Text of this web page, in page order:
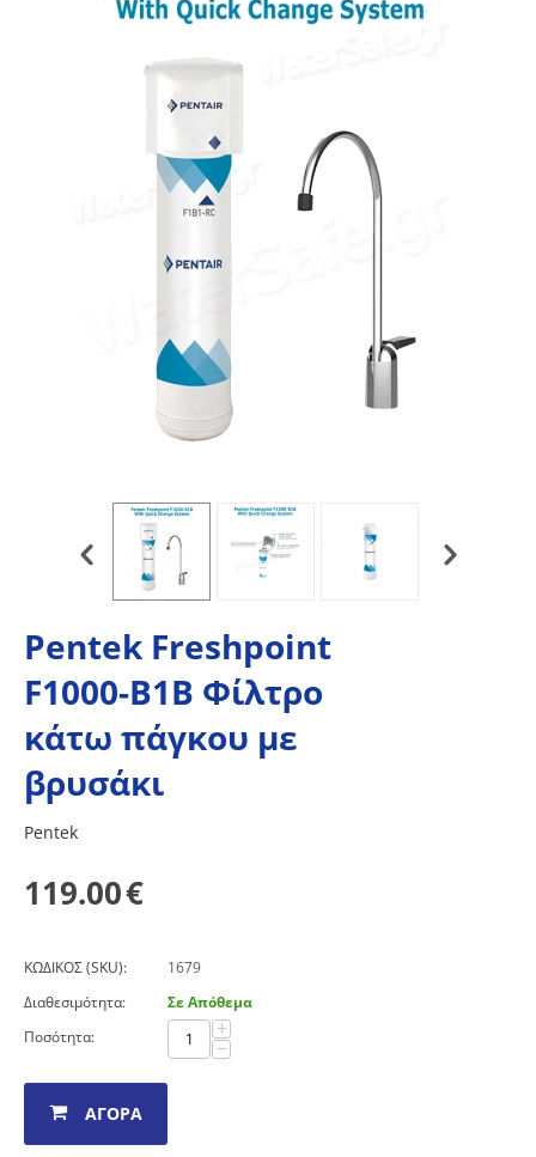
Pentek Freshpoint
F1000-B1B Φίλτρο
κάτω πάγκου με
βρυσάκι
Pentek
119.00€
ΚΩΔΙΚΟΣ (SKU):
1679
Διαθεσιμότητα:
Σε Απόθεμα
Ποσότητα:
+
−
ΑΓΟΡΆ